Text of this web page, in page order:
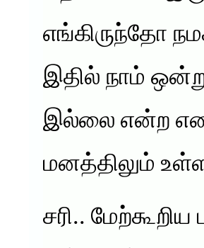
எங்கிருந்தோ
இதில் நாம்
இல்லை என்ற
மனத்திலும்
சரி..